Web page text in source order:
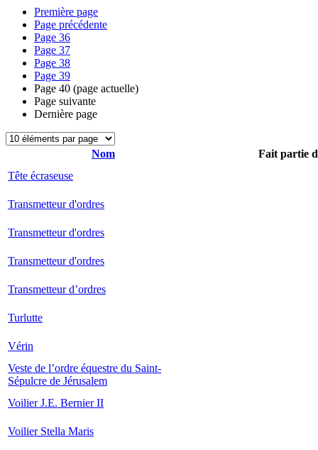
Première page
Page précédente
Page 36
Page 37
Page 38
Page 39
Page 40 (page actuelle)
Page suivante
Dernière page
Nom
Fait partie
Tête écraseuse
Transmetteur d'ordres
Transmetteur d'ordres
Transmetteur d'ordres
Transmetteur d’ordres
Turlutte
Vérin
Veste de l’ordre équestre du Saint-
Sépulcre de Jérusalem
Voilier J.E. Bernier II
Voilier Stella Maris